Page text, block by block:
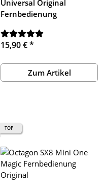
Universal Original
Fernbedienung
15,90 €*
Zum Artikel
TOP